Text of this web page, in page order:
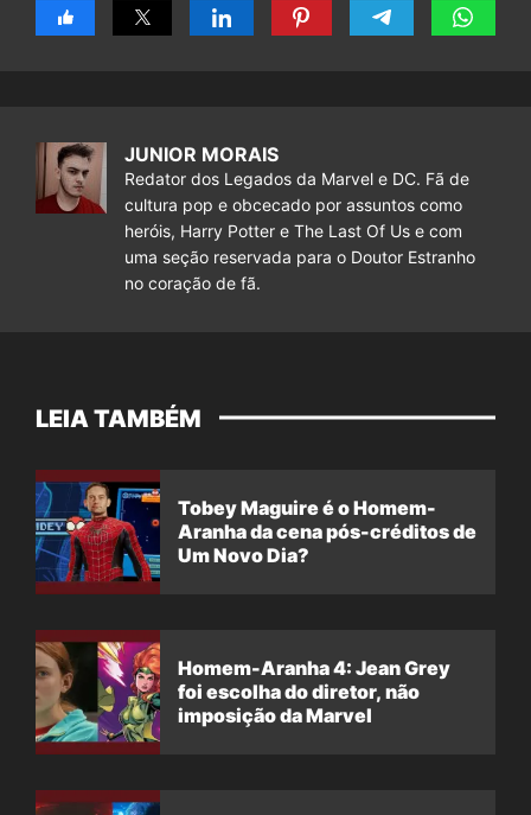
JUNIOR MORAIS
Redator dos Legados da Marvel e DC. Fã de
cultura pop e obcecado por assuntos como
heróis, Harry Potter e The Last Of Us e com
uma seção reservada para o Doutor Estranho
no coração de fã.
LEIA TAMBÉM
Tobey Maguire é o Homem-
Aranha da cena pós-créditos de
Um Novo Dia?
Homem-Aranha 4: Jean Grey
foi escolha do diretor, não
imposição da Marvel